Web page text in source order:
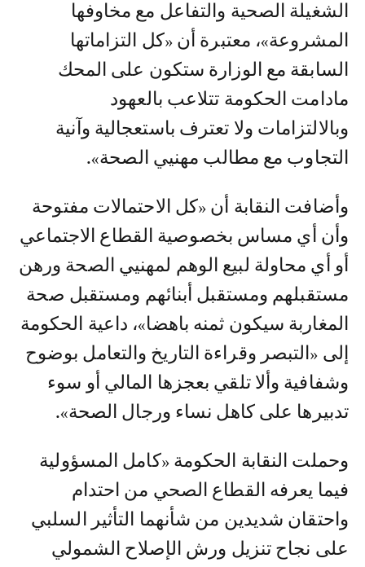
الشغيلة الصحية والتفاعل مع مخاوفها
المشروعة»، معتبرة أن «كل التزاماتها
السابقة مع الوزارة ستكون على المحك
مادامت الحكومة تتلاعب بالعهود
وبالالتزامات ولا تعترف باستعجالية وآنية
التجاوب مع مطالب مهنيي الصحة».
وأضافت النقابة أن «كل الاحتمالات مفتوحة
وأن أي مساس بخصوصية القطاع الاجتماعي
أو أي محاولة لبيع الوهم لمهنيي الصحة ورهن
مستقبلهم ومستقبل أبنائهم ومستقبل صحة
المغاربة سيكون ثمنه باهضا»، داعية الحكومة
إلى «التبصر وقراءة التاريخ والتعامل بوضوح
وشفافية وألا تلقي بعجزها المالي أو سوء
تدبيرها على كاهل نساء ورجال الصحة».
وحملت النقابة الحكومة «كامل المسؤولية
فيما يعرفه القطاع الصحي من احتدام
واحتقان شديدين من شأنهما التأثير السلبي
على نجاح تنزيل ورش الإصلاح الشمولي